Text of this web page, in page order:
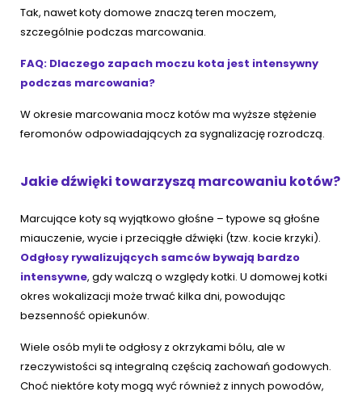
Tak, nawet koty domowe znaczą teren moczem,
szczególnie podczas marcowania.
FAQ: Dlaczego zapach moczu kota jest intensywny
podczas marcowania?
W okresie marcowania mocz kotów ma wyższe stężenie
feromonów odpowiadających za sygnalizację rozrodczą.
Jakie dźwięki towarzyszą marcowaniu kotów?
Marcujące koty są wyjątkowo głośne – typowe są głośne
miauczenie, wycie i przeciągłe dźwięki (tzw. kocie krzyki).
Odgłosy rywalizujących samców bywają bardzo
intensywne, gdy walczą o względy kotki. U domowej kotki
okres wokalizacji może trwać kilka dni, powodując
bezsenność opiekunów.
Wiele osób myli te odgłosy z okrzykami bólu, ale w
rzeczywistości są integralną częścią zachowań godowych.
Choć niektóre koty mogą wyć również z innych powodów,